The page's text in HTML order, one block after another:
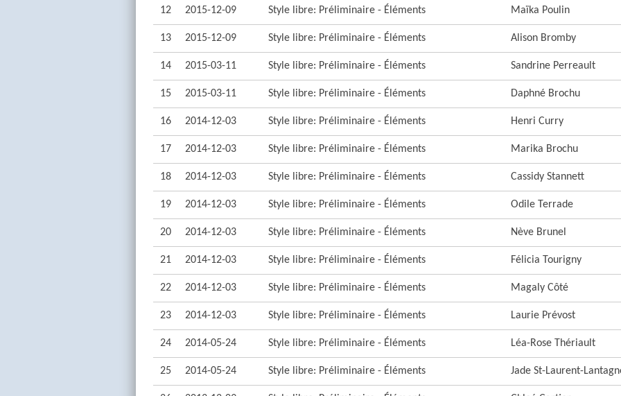
12 2015-12-09 Style libre: Préliminaire - Éléments Maïka Poulin
13 2015-12-09 Style libre: Préliminaire - Éléments Alison Bromby
14 2015-03-11 Style libre: Préliminaire - Éléments Sandrine Perreault
15 2015-03-11 Style libre: Préliminaire - Éléments Daphné Brochu
16 2014-12-03 Style libre: Préliminaire - Éléments Henri Curry
17 2014-12-03 Style libre: Préliminaire - Éléments Marika Brochu
18 2014-12-03 Style libre: Préliminaire - Éléments Cassidy Stannett
19 2014-12-03 Style libre: Préliminaire - Éléments Odile Terrade
20 2014-12-03 Style libre: Préliminaire - Éléments Nève Brunel
21 2014-12-03 Style libre: Préliminaire - Éléments Félicia Tourigny
22 2014-12-03 Style libre: Préliminaire - Éléments Magaly Côté
23 2014-12-03 Style libre: Préliminaire - Éléments Laurie Prévost
24 2014-05-24 Style libre: Préliminaire - Éléments Léa-Rose Thériault
25 2014-05-24 Style libre: Préliminaire - Éléments Jade St-Laurent-